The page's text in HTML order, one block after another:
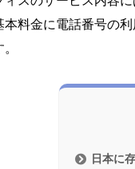
本料金に電話番号の
日本に